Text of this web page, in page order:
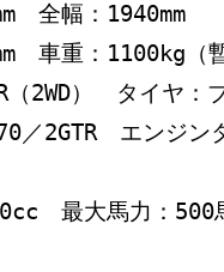
　全幅：1940mm
　車重：1100kg（
2WD）　タイヤ：
／2GTR　エンジン
　最大馬力：500